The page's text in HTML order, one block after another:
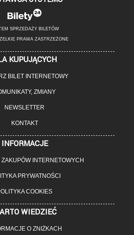
SPRZEDAŻY BILETÓW
PRAWA ZASTRZEŻONE
KUPUJĄCYCH
BILET INTERNETOWY
ZMIANY
NEWSLETTER
KONTAKT
INFORMACJE
INTERNETOWYCH
PRYWATNOŚCI
COOKIES
WIEDZIEĆ
O ZNIŻKACH